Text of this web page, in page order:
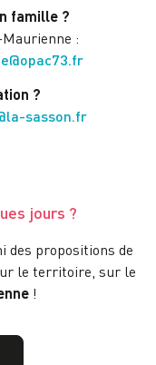
famille ?
Maurienne :
?
sasson.fr
jours ?
des propositions de
le territoire, sur le
!